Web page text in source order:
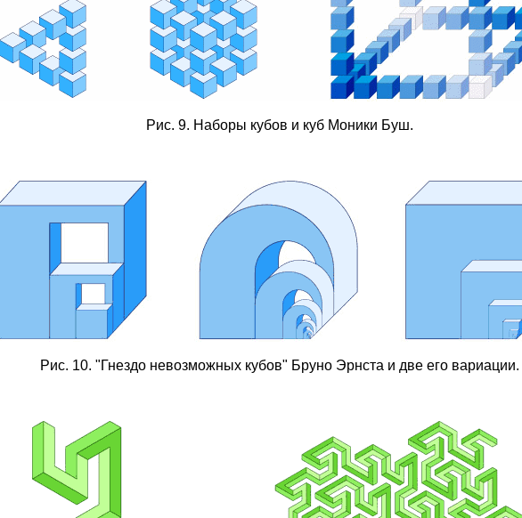
Рис. 9. Наборы кубов и куб Моники Буш.
Рис. 10. "Гнездо невозможных кубов" Бруно Эрнста и две его вариации.